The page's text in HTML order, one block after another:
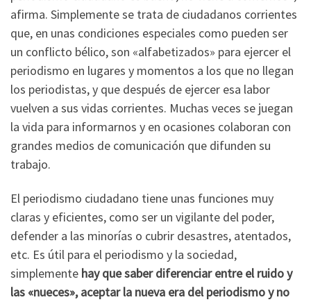
afirma. Simplemente se trata de ciudadanos corrientes
que, en unas condiciones especiales como pueden ser
un conflicto bélico, son «alfabetizados» para ejercer el
periodismo en lugares y momentos a los que no llegan
los periodistas, y que después de ejercer esa labor
vuelven a sus vidas corrientes. Muchas veces se juegan
la vida para informarnos y en ocasiones colaboran con
grandes medios de comunicación que difunden su
trabajo.
El periodismo ciudadano tiene unas funciones muy
claras y eficientes, como ser un vigilante del poder,
defender a las minorías o cubrir desastres, atentados,
etc. Es útil para el periodismo y la sociedad,
simplemente hay que saber diferenciar entre el ruido y
las «nueces», aceptar la nueva era del periodismo y no